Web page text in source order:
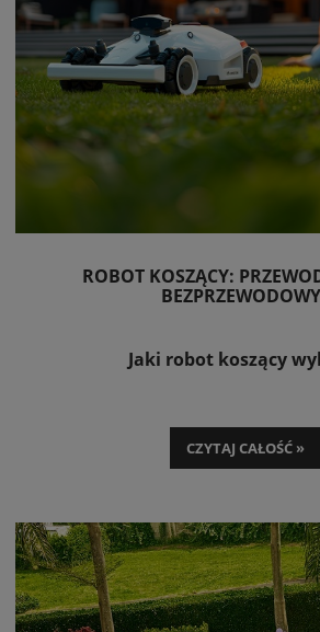
ROBOT KOSZĄCY:
Jaki robot koszący
CZYTAJ CAŁOŚĆ »